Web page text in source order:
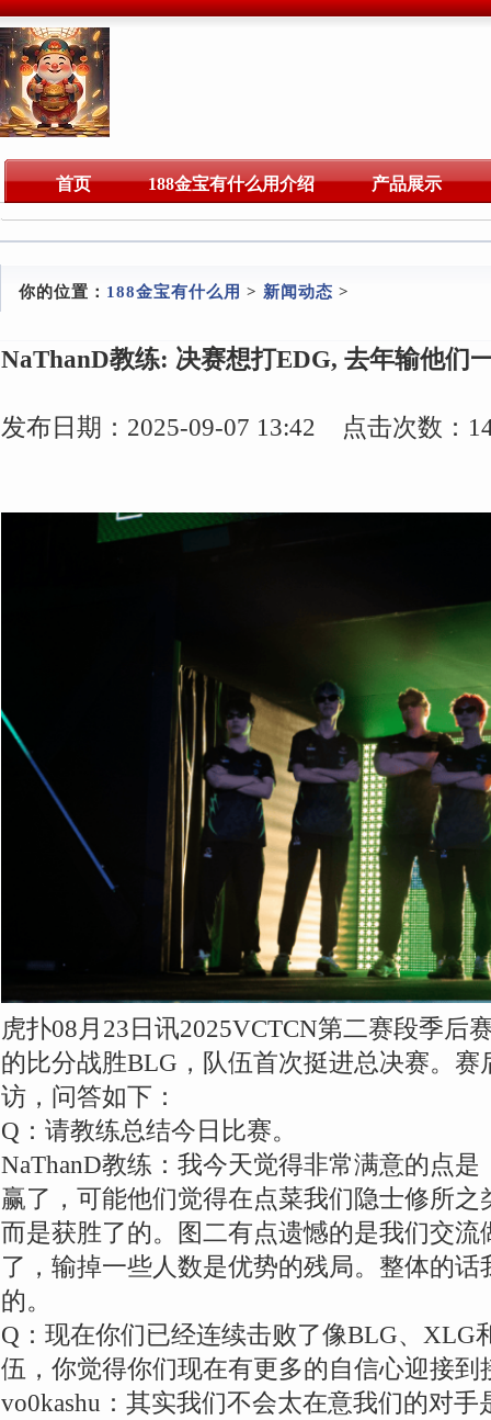
首页 188金宝有什么用介绍 产品展示
你的位置： 188金宝有什么用 > 新闻动态 >
NaThanD教练: 决赛想打EDG, 去年输他们
发布日期：2025-09-07 13:42 点击次数：
虎扑08月23日讯2025VCTCN第二赛段季后
的比分战胜BLG，队伍首次挺进总决赛。赛
访，问答如下：
Q：请教练总结今日比赛。
NaThanD教练：我今天觉得非常满意的点
赢了，可能他们觉得在点菜我们隐士修所
而是获胜了的。图二有点遗憾的是我们交
了，输掉一些人数是优势的残局。整体的
的。
Q：现在你们已经连续击败了像BLG、XLG
伍，你觉得你们现在有更多的自信心迎接到
vo0kashu：其实我们不会太在意我们的对